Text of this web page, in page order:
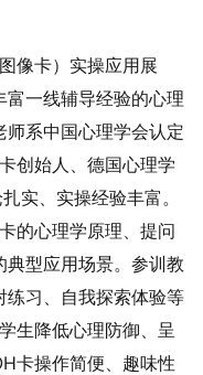
像卡）实操应用展
一线辅导经验的心理
系中国心理学会认定
创始人、德国心理学
实、实操经验丰富。
的心理学原理、提问
型应用场景。参训教
练习、自我探索体验等
生降低心理防御、呈
卡操作简便、趣味性